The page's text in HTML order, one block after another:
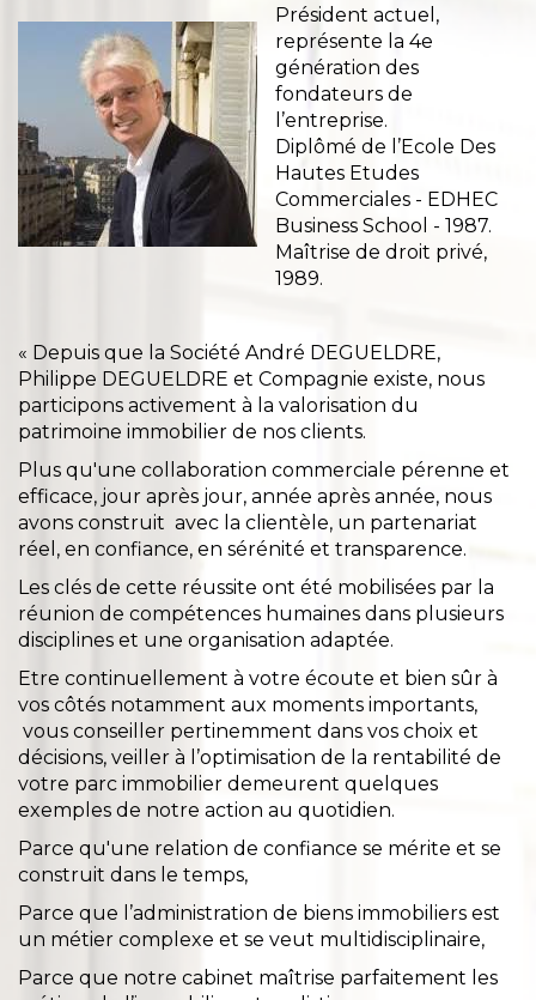
Président actuel,
représente la 4e
génération des
fondateurs de
l’entreprise.
Diplômé de l’Ecole Des
Hautes Etudes
Commerciales - EDHEC
Business School - 1987.
Maîtrise de droit privé,
1989.
« Depuis que la Société André DEGUELDRE,
Philippe DEGUELDRE et Compagnie existe, nous
participons activement à la valorisation du
patrimoine immobilier de nos clients.
Plus qu'une collaboration commerciale pérenne et
efficace, jour après jour, année après année, nous
avons construit avec la clientèle, un partenariat
réel, en confiance, en sérénité et transparence.
Les clés de cette réussite ont été mobilisées par la
réunion de compétences humaines dans plusieurs
disciplines et une organisation adaptée.
Etre continuellement à votre écoute et bien sûr à
vos côtés notamment aux moments importants,
vous conseiller pertinemment dans vos choix et
décisions, veiller à l’optimisation de la rentabilité de
votre parc immobilier demeurent quelques
exemples de notre action au quotidien.
Parce qu'une relation de confiance se mérite et se
construit dans le temps,
Parce que l’administration de biens immobiliers est
un métier complexe et se veut multidisciplinaire,
Parce que notre cabinet maîtrise parfaitement les